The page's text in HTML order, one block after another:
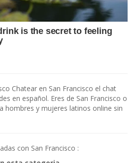
Chatear en San Francisco el chat
en español. Eres de San Francisco o
hombres y mujeres latinos online sin
con San Francisco :